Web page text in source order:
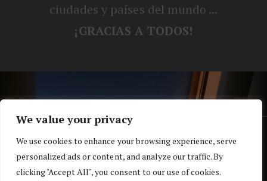
We value your privacy
We use cookies to enhance your browsing experience, serve
personalized ads or content, and analyze our traffic. By
clicking "Accept All", you consent to our use of cookies.
ciudades y países del mundo ...
¡GRACIAS A TODOS!
® Blog personal de Alex, Nerea, Turbo y
Koko |Política de privacidad y cookies